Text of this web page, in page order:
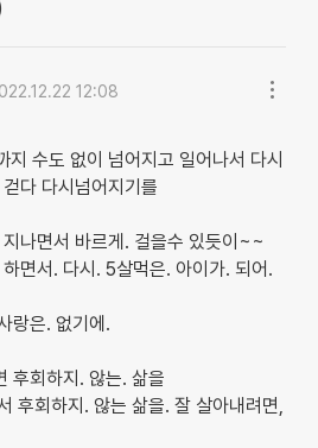
12:08
지 수도 없이 넘어지고 일어나서 다시
다 다시넘어지기를
나면서 바르게. 걸을수 있듯이~~
면서. 다시. 5살먹은. 아이가. 되어.
랑은. 없기에.
후회하지. 않는. 삶을
후회하지. 않는 삶을. 잘 살아내려면,